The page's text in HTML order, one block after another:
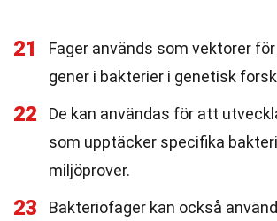
21
Fager används som vektorer
gener i bakterier i genetisk
22 De kan användas för att
som upptäcker specifika
miljöprover.
23 Bakteriofager kan också